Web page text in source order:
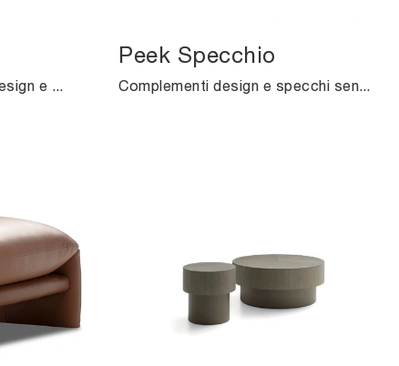
Se desideri Complementi design e tavolini in marmo ottieni informazioni sul modello Deck della marca Ditre Italia.
Peek Specchio
Complementi design e specchi senza cornice: scopri di più sul modello Peek Specchio di Midj e potrai completare i tuoi locali.